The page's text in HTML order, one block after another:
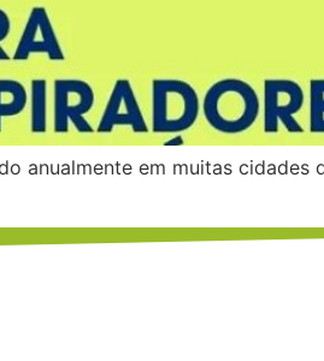
anualmente em muitas cidades